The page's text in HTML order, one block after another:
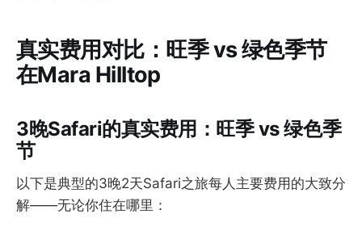
真实费用对比：旺季 vs 绿色季节
在Mara Hilltop
3晚Safari的真实费用：旺季 vs 绿色季
节
以下是典型的3晚2天Safari之旅每人主要费用的大致分
解——无论你住在哪里：